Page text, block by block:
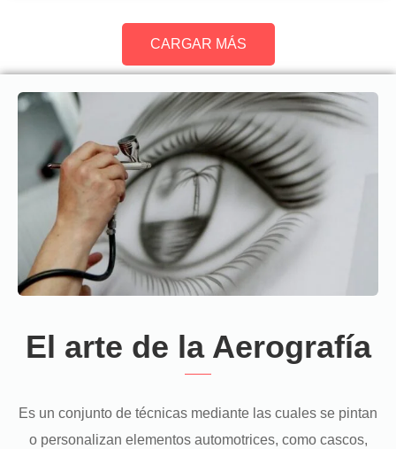
CARGAR MÁS
El arte de la Aerografía
Es un conjunto de técnicas mediante las cuales se pintan
o personalizan elementos automotrices, como cascos,